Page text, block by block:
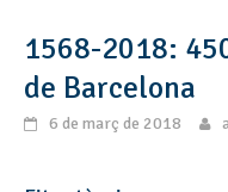
1568-2018:
de Barcelona
6 de març de 2018